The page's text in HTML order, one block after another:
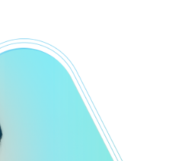
GIÁ GIỮA NĂM TÀI
ÁN GIẢM THIỂU Ô
TÀI TRỢ
NĂM TÀI CHÍNH 2023: DỰ ÁN
USAID TÀI TRỢ
Từ ngày 18
thiểu Ô nhiễm do USAID tài